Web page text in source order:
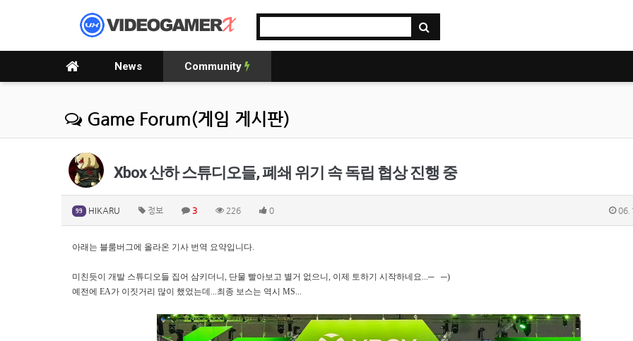
News Community
Game Forum(게임 게시판)
Xbox 산하 스튜디오들, 폐쇄 위기 속 독립 협상 진행 중
99 HIKARU 정보 3 226 0
아래는 블룸버그에 올라온 기사 번역 요약입니다.
미친듯이 개발 스튜디오들 집어 삼키더니, 단물 빨아보고 별거 없으니, 이제 토하기 시작하네요...─ ─)
예전에 EA가 이짓거리 많이 했었는데...최종 보스는 역시 MS...